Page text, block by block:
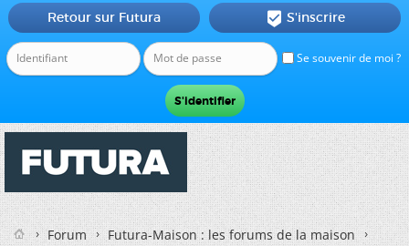
Se souvenir de moi ?
Retour sur Futura  S'inscrire
Forum
Futura-Maison : les forums de la maison